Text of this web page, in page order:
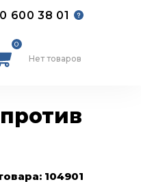
600 38 01
0
Нет товаров
104901